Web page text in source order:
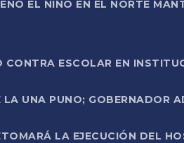
EL NIÑO EN EL NORTE
ESCOLAR EN
UNA PUNO; GOBERNADOR
LA EJECUCIÓN DEL